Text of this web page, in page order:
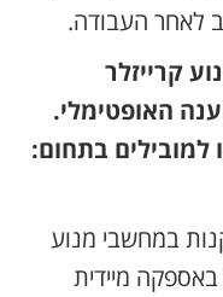
לאחר העבודה.
קרייזלר
האופטימלי.
למובילים בתחום:
במחשבי מנוע
מיידית